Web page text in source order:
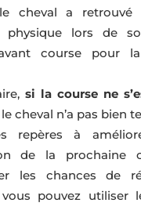
cheval a retrouvé
physique lors de
course pour
si la course ne
le cheval n’a pas bien
repères à
de la prochaine
les chances de
vous pouvez utiliser